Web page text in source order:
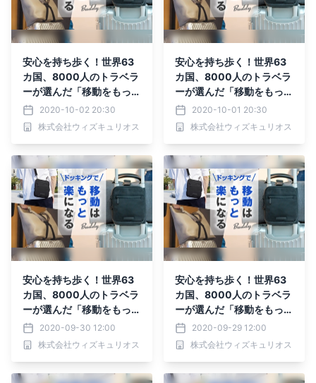
安心を持ち歩く！世界63
カ国、8000人のトラベラ
ーが選んだ「移動をもっと
楽にする」バッグがMaku
akeにて先行予約受付
中！！
2020-10-02 20:30
株式会社ウィズキュリオス
安心を持ち歩く！世界63
カ国、8000人のトラベラ
ーが選んだ「移動をもっと
楽にする」バッグがMaku
akeにて先行予約受付
中！！
2020-10-01 20:30
株式会社ウィズキュリオス
安心を持ち歩く！世界63
カ国、8000人のトラベラ
ーが選んだ「移動をもっと
楽にする」バッグがMaku
akeにて先行予約受付
中！！
2020-09-30 12:00
株式会社ウィズキュリオス
安心を持ち歩く！世界63
カ国、8000人のトラベラ
ーが選んだ「移動をもっと
楽にする」バッグがMaku
akeにて先行予約受付
中！！
2020-09-29 12:00
株式会社ウィズキュリオス